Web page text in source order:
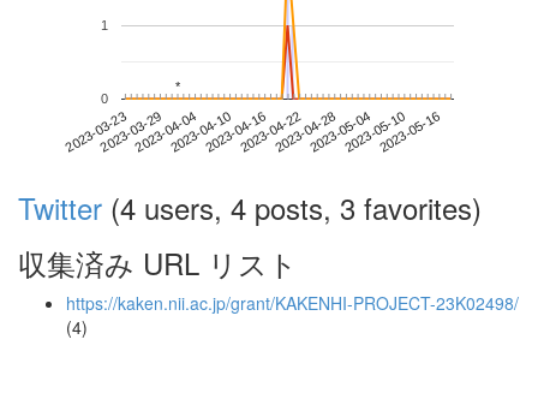
2023-03-232023-03-292023-04-042023-04-102023-04-162023-04-222023-04-282023-05-042023-05-102023-05-16
0
1
**
Twitter (4 users, 4 posts, 3 favorites)
収集済み URL リスト
https://kaken.nii.ac.jp/grant/KAKENHI-PROJECT-23K02498/
(4)